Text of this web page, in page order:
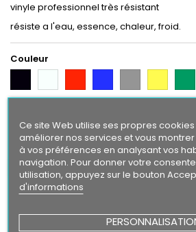
vinyle professionnel très résistant
résiste a l'eau, essence, chaleur, froid.
Couleur
Finition
Brillant
Mat
14,90 €
Ce site Web utilise ses propres
améliorer nos services et vous
à vos préférences en analysant vos
navigation. Pour donner votre
utilisation, appuyez sur le bouton
d'informations